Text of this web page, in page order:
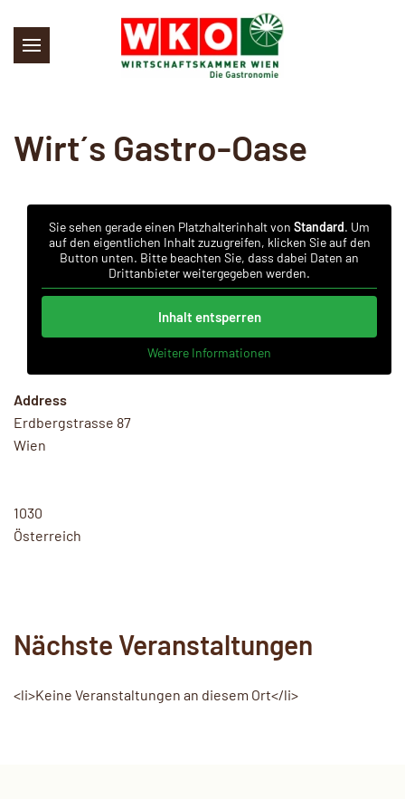
Skip to main content
Wirt´s Gastro-Oase
Sie sehen gerade einen Platzhalterinhalt von Standard. Um
auf den eigentlichen Inhalt zuzugreifen, klicken Sie auf den
Button unten. Bitte beachten Sie, dass dabei Daten an
Drittanbieter weitergegeben werden.
Inhalt entsperren
Weitere Informationen
Address
Erdbergstrasse 87
Wien
1030
Österreich
Nächste Veranstaltungen
<li>Keine Veranstaltungen an diesem Ort</li>